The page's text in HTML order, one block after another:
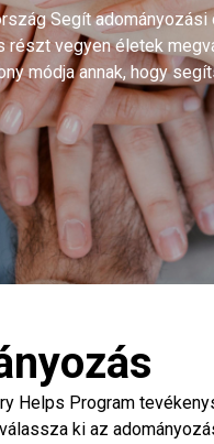
Segít
részt vegyen életek
módja annak, hogy
Helps Program
ki az